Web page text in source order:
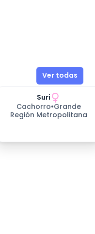
Ver todas
Suri
Cachorro•Grande
Región Metropolitana